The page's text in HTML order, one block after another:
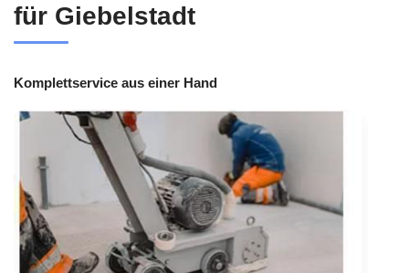
für Giebelstadt
Komplettservice aus einer Hand